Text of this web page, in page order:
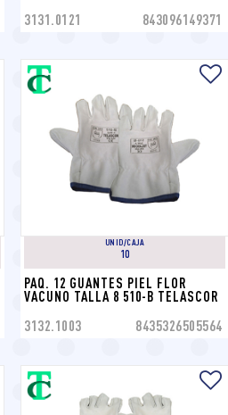
3131.0121 843096149371
UNID/CAJA
10
PAQ. 12 GUANTES PIEL FLOR
VACUNO TALLA 8 510-B TELASCOR
3132.1003 8435326505564